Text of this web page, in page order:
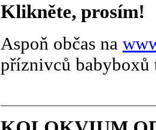
Klikněte, prosím!
Aspoň občas na
příznivců babyboxů